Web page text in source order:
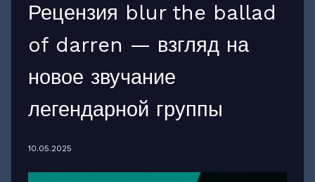
Рецензия blur the ballad
of darren — взгляд на
новое звучание
легендарной группы
10.05.2025